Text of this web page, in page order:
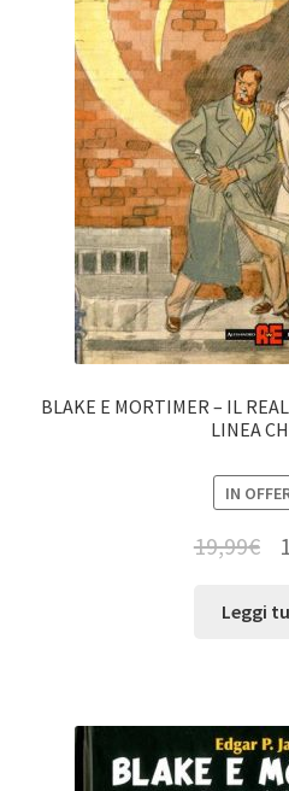
BLAKE E MORTIMER – IL
LINEA
IN
19,99€
Leggi